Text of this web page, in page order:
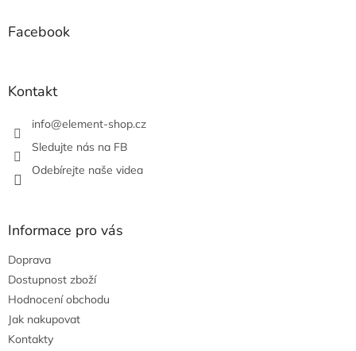
Facebook
Kontakt
info@element-shop.cz
Sledujte nás na FB
Odebírejte naše videa
Informace pro vás
Doprava
Dostupnost zboží
Hodnocení obchodu
Jak nakupovat
Kontakty